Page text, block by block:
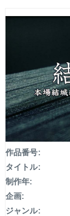
作品番号:
タイトル:
制作年:
企画:
ジャンル: